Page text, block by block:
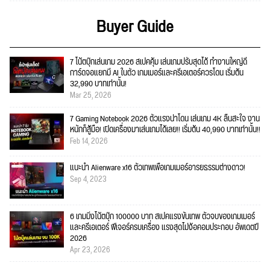
Buyer Guide
7 โน้ตบุ๊กเล่นเกม 2026 สเปคคุ้ม เล่นเกมปรับสุดได้ ทำงานใหญ่ดี
การ์ดจอแยกมี AI ในตัว เกมเมอร์และครีเอเตอร์ควรโดน เริ่มต้น
32,990 บาทเท่านั้น!
Mar 25, 2026
7 Gaming Notebook 2026 ตัวแรงน่าโดน เล่นเกม 4K ลื่นสะใจ งาน
หนักก็สู้มือ! เปิดเครื่องมาเล่นเกมได้เลย!! เริ่มต้น 40,990 บาทเท่านั้น!!
Feb 14, 2026
แนะนำ Alienware x16 ตัวเทพเพื่อเกมเมอร์อารยธรรมต่างดาว!
Sep 4, 2023
6 เกมมิ่งโน้ตบุ๊ก 100000 บาท สเปคแรงขั้นเทพ ตัวจบของเกมเมอร์
และครีเอเตอร์ ฟีเจอร์ครบเครื่อง แรงสุดไม่ง้อคอมประกอบ อัพเดตปี
2026
Apr 23, 2026